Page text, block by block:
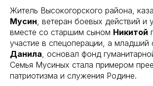
Житель Высокогорского района,
Мусин , ветеран боевых действий и
вместе со старшим сыном Никитой
участие в спецоперации, а младший
Данила , основал фонд
Семья Мусиных стала примером
патриотизма и служения Родине.